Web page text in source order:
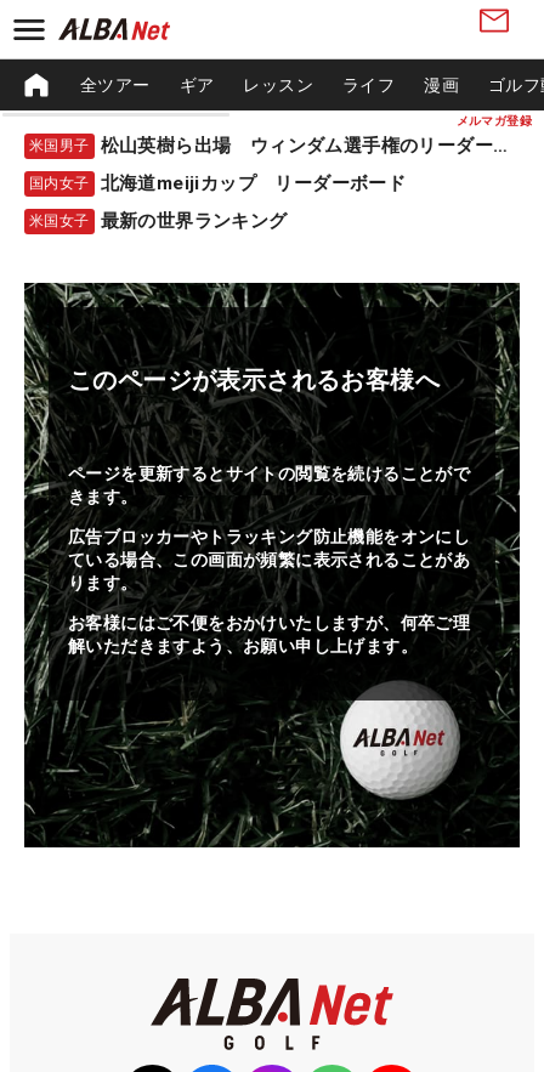
メルマガ登録
全ツアー ギア レッスン ライフ 漫画 ゴル
米国男子 松山英樹ら出場 ウィンダム選手権のリーダーボード
国内女子 北海道meijiカップ リーダーボード
米国女子 最新の世界ランキング
このページが表示されるお客様へ
ページを更新するとサイトの閲覧を続けることがで
きます。
広告ブロッカーやトラッキング防止機能をオンにし
ている場合、この画面が頻繁に表示されることがあ
ります。
お客様にはご不便をおかけいたしますが、何卒ご理
解いただきますよう、お願い申し上げます。